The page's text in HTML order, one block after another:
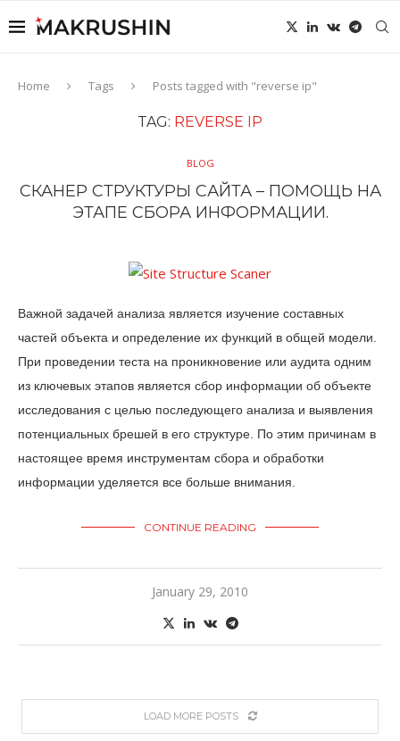
Home Tags Posts tagged with "reverse ip"
TAG: REVERSE IP
BLOG
СКАНЕР СТРУКТУРЫ САЙТА – ПОМОЩЬ НА
ЭТАПЕ СБОРА ИНФОРМАЦИИ.
Важной задачей анализа является изучение составных
частей объекта и определение их функций в общей модели.
При проведении теста на проникновение или аудита одним
из ключевых этапов является сбор информации об объекте
исследования с целью последующего анализа и выявления
потенциальных брешей в его структуре. По этим причинам в
настоящее время инструментам сбора и обработки
информации уделяется все больше внимания.
CONTINUE READING
January 29, 2010
LOAD MORE POSTS